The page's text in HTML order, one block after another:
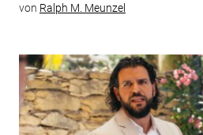
von Ralph M. Meunzel